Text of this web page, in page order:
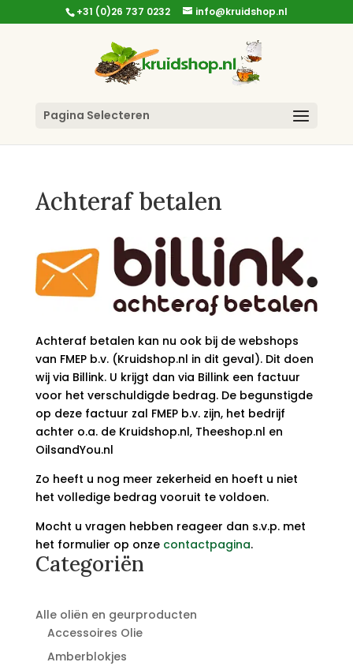
+31 (0)26 737 0232 info@kruidshop.nl
Pagina Selecteren
Achteraf betalen
Achteraf betalen kan nu ook bij de webshops
van FMEP b.v. (Kruidshop.nl in dit geval). Dit doen
wij via Billink. U krijgt dan via Billink een factuur
voor het verschuldigde bedrag. De begunstigde
op deze factuur zal FMEP b.v. zijn, het bedrijf
achter o.a. de Kruidshop.nl, Theeshop.nl en
OilsandYou.nl
Zo heeft u nog meer zekerheid en hoeft u niet
het volledige bedrag vooruit te voldoen.
Mocht u vragen hebben reageer dan s.v.p. met
het formulier op onze contactpagina.
Categoriën
Alle oliën en geurproducten
Accessoires Olie
Amberblokjes